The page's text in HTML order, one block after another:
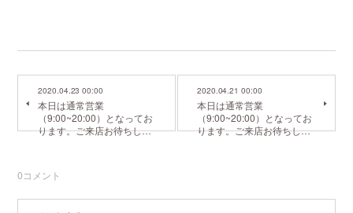
2020.04.23 00:00
本日は通常営業
（9:00~20:00）となってお
ります。ご来店お待ちし…
2020.04.21 00:00
本日は通常営業
（9:00~20:00）となってお
ります。ご来店お待ちし…
0コメント